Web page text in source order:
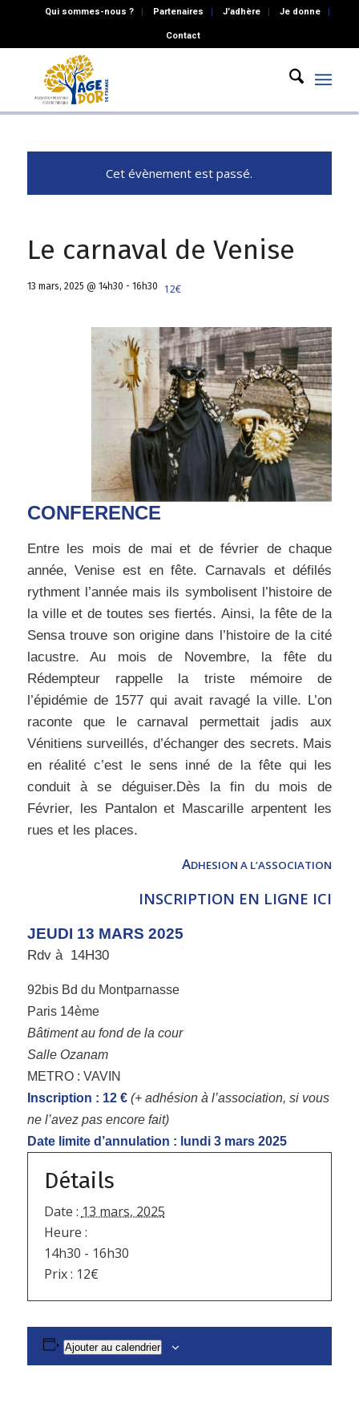
Qui sommes-nous ? Partenaires J’adhère Je donne
Contact
Cet évènement est passé.
Le carnaval de Venise
13 mars, 2025 @ 14h30 - 16h30 12€
CONFERENCE
Entre les mois de mai et de février de chaque
année, Venise est en fête. Carnavals et défilés
rythment l’année mais ils symbolisent l’histoire de
la ville et de toutes ses fiertés. Ainsi, la fête de la
Sensa trouve son origine dans l’histoire de la cité
lacustre. Au mois de Novembre, la fête du
Rédempteur rappelle la triste mémoire de
l’épidémie de 1577 qui avait ravagé la ville. L’on
raconte que le carnaval permettait jadis aux
Vénitiens surveillés, d’échanger des secrets. Mais
en réalité c’est le sens inné de la fête qui les
conduit à se déguiser.Dès la fin du mois de
Février, les Pantalon et Mascarille arpentent les
rues et les places.
ADHESION A L’ASSOCIATION
INSCRIPTION EN LIGNE ICI
JEUDI 13 MARS 2025
Rdv à 14H30
92bis Bd du Montparnasse
Paris 14ème
Bâtiment au fond de la cour
Salle Ozanam
METRO : VAVIN
Inscription : 12 € (+ adhésion à l’association, si vous
ne l’avez pas encore fait)
Date limite d’annulation : lundi 3 mars 2025
Détails
Date : 13 mars, 2025
Heure :
14h30 - 16h30
Prix : 12€
Ajouter au calendrier